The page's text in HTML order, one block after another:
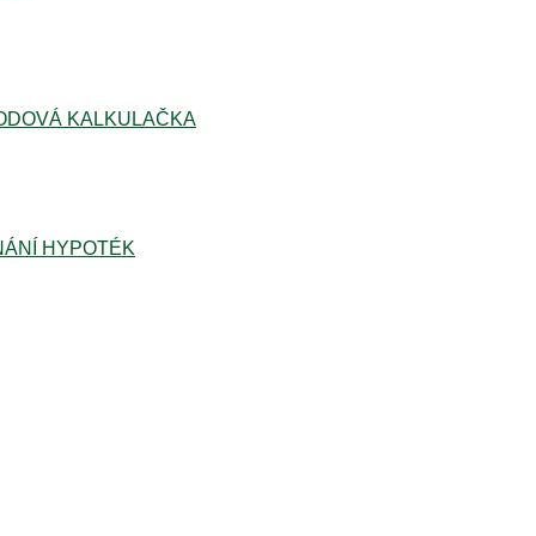
KALKULAČKA
HYPOTÉK